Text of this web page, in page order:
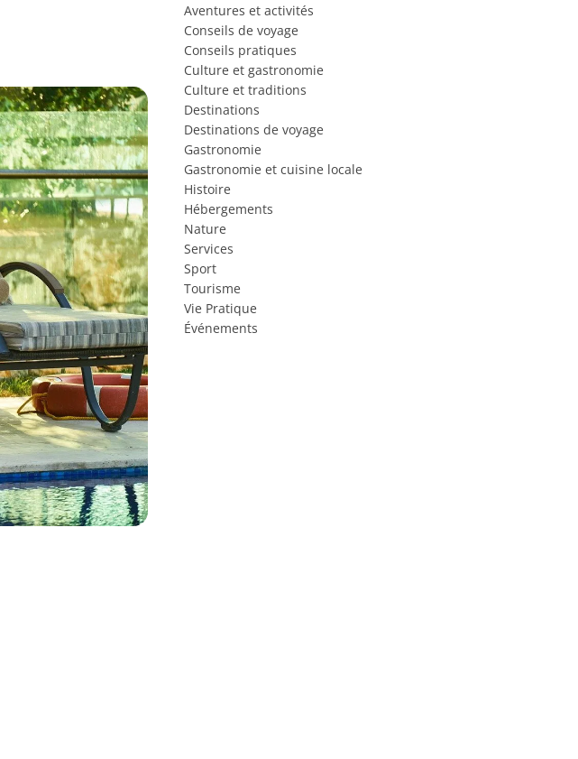
Aventures et activités
Conseils de voyage
Conseils pratiques
Culture et gastronomie
Culture et traditions
Destinations
Destinations de voyage
Gastronomie
Gastronomie et cuisine locale
Histoire
Hébergements
Nature
Services
Sport
Tourisme
Vie Pratique
Événements